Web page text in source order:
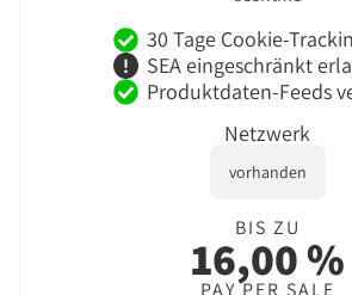
30 Tage Cookie-
SEA eingeschränkt
Produktdaten-Feeds
Netzwerk
vorhanden
BIS ZU
16,00 %
PAY PER SALE